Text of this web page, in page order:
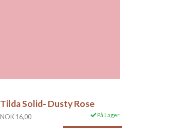
Tilda Solid- Dusty Rose
NOK 16,00 På Lager